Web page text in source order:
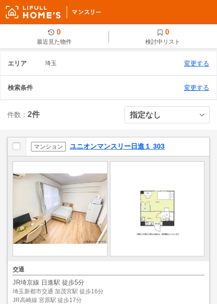
0
最近見た物件
0
検討中リスト
エリア 埼玉 変更する
検索条件 変更する
件数： 2件
マンション ユニオンマンスリー日進１ 303
交通
JR埼京線 日進駅 徒歩5分
埼玉新都市交通 加茂宮駅 徒歩16分
JR高崎線 宮原駅 徒歩17分